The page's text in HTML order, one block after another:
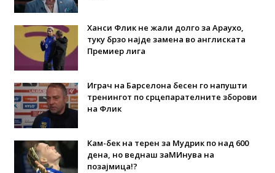
Ханси Флик не жали долго за Араухо,
туку брзо најде замена во англиската
Премиер лига
Играч на Барселона бесен го напушти
тренингот по срцепарателните зборови
на Флик
Кам-бек на терен за Мудрик по над 600
дена, но веднаш заМИнува на
позајмица!?